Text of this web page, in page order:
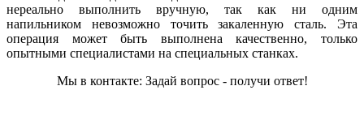
нереально выполнить вручную, так как ни одним
напильником невозможно точить закаленную сталь. Эта
операция может быть выполнена качественно, только
опытными специалистами на специальных станках.
Мы в контакте: Задай вопрос - получи ответ!